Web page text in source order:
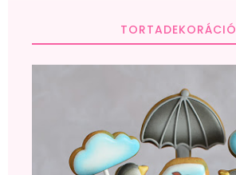
TORTADEKORÁCIÓ